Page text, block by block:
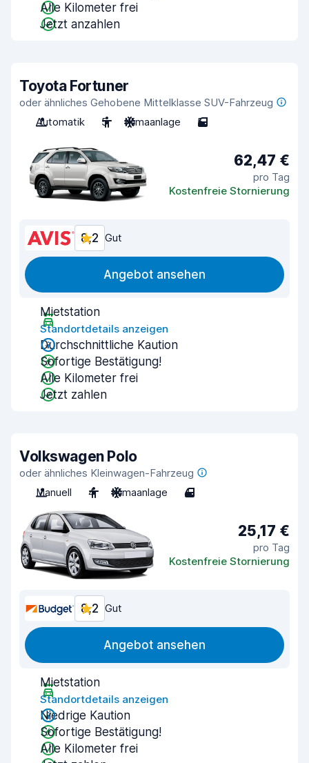
Alle Kilometer frei
Jetzt anzahlen
Toyota Fortuner
oder ähnliches Gehobene Mittelklasse SUV-Fahrzeug
Automatik
5 Klimaanlage 5
62,47 €
pro Tag
Kostenfreie Stornierung
8,2 Gut
Angebot ansehen
Mietstation
Standortdetails anzeigen
Durchschnittliche Kaution
Sofortige Bestätigung!
Alle Kilometer frei
Jetzt zahlen
Volkswagen Polo
oder ähnliches Kleinwagen-Fahrzeug
Manuell
4 Klimaanlage 4
25,17 €
pro Tag
Kostenfreie Stornierung
8,2 Gut
Angebot ansehen
Mietstation
Standortdetails anzeigen
Niedrige Kaution
Sofortige Bestätigung!
Alle Kilometer frei